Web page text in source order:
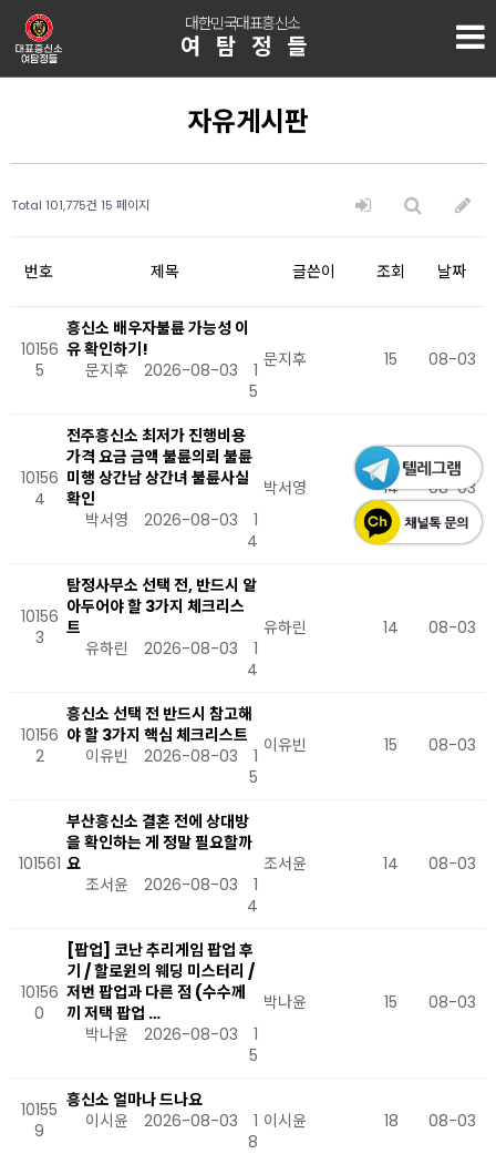
대한민국대표흥신소
여탐정들
자유게시판
Total 101,775건 15 페이지
번호 제목 글쓴이 조회 날짜
10156
5
흥신소 배우자불륜 가능성 이
유 확인하기!
문지후
2026-08-03
1
5
문지후 15 08-03
10156
4
전주흥신소 최저가 진행비용
가격 요금 금액 불륜의뢰 불륜
미행 상간남 상간녀 불륜사실
확인
박서영
2026-08-03
1
4
박서영 14 08-03
10156
3
탐정사무소 선택 전, 반드시 알
아두어야 할 3가지 체크리스
트
유하린
2026-08-03
1
4
유하린 14 08-03
10156
2
흥신소 선택 전 반드시 참고해
야 할 3가지 핵심 체크리스트
이유빈
2026-08-03
1
5
이유빈 15 08-03
101561
부산흥신소 결혼 전에 상대방
을 확인하는 게 정말 필요할까
요
조서윤
2026-08-03
1
4
조서윤 14 08-03
10156
0
[팝업] 코난 추리게임 팝업 후
기 / 할로윈의 웨딩 미스터리 /
저번 팝업과 다른 점 (수수께
끼 저택 팝업 …
박나윤
2026-08-03
1
5
박나윤 15 08-03
10155
9
흥신소 얼마나 드나요
이시윤
2026-08-03
1
8
이시윤 18 08-03